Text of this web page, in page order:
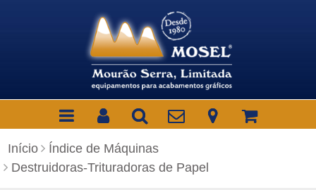
Início Índice de Máquinas
Destruidoras-Trituradoras de Papel